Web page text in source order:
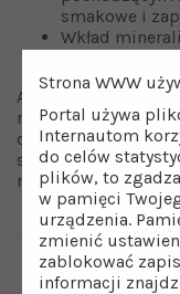
smakowe i
Wkład
Aby zapewnić
należy wymieniać
do osmozy co 6
systemów
ma nasz sklep
Strona WWW
Portal używa
Internautom
do celów
plików, to
w pamięci
urządzenia.
zmienić
zablokować
informacji